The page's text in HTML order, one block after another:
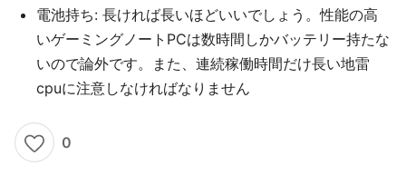
電池持ち: 長ければ長いほどいいでしょう。性能の高
いゲーミングノートPCは数時間しかバッテリー持たな
いので論外です。また、連続稼働時間だけ長い地雷
cpuに注意しなければなりません
0